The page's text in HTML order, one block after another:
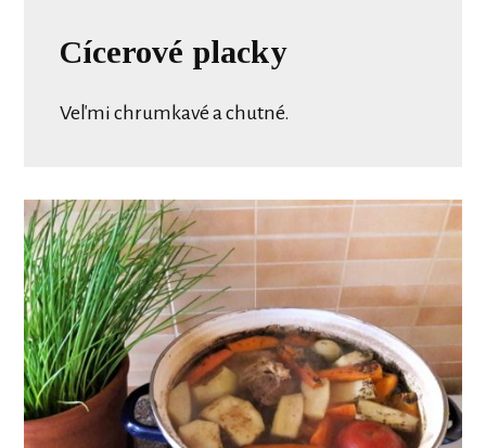
Cícerové placky
Veľmi chrumkavé a chutné.